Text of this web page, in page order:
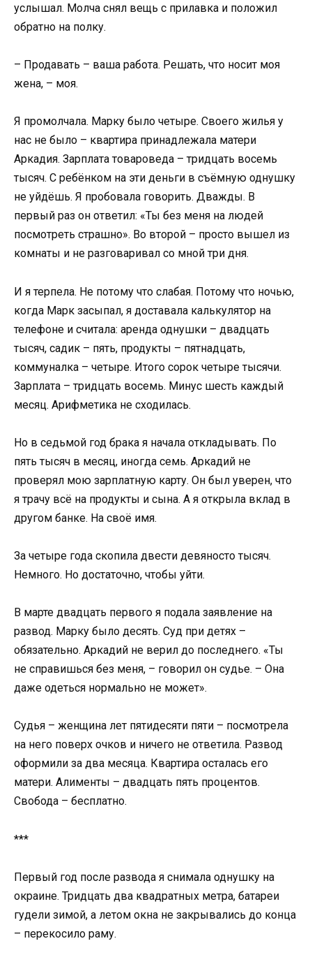
услышал. Молча снял вещь с прилавка и положил
обратно на полку.
– Продавать – ваша работа. Решать, что носит моя
жена, – моя.
Я промолчала. Марку было четыре. Своего жилья у
нас не было – квартира принадлежала матери
Аркадия. Зарплата товароведа – тридцать восемь
тысяч. С ребёнком на эти деньги в съёмную однушку
не уйдёшь. Я пробовала говорить. Дважды. В
первый раз он ответил: «Ты без меня на людей
посмотреть страшно». Во второй – просто вышел из
комнаты и не разговаривал со мной три дня.
И я терпела. Не потому что слабая. Потому что ночью,
когда Марк засыпал, я доставала калькулятор на
телефоне и считала: аренда однушки – двадцать
тысяч, садик – пять, продукты – пятнадцать,
коммуналка – четыре. Итого сорок четыре тысячи.
Зарплата – тридцать восемь. Минус шесть каждый
месяц. Арифметика не сходилась.
Но в седьмой год брака я начала откладывать. По
пять тысяч в месяц, иногда семь. Аркадий не
проверял мою зарплатную карту. Он был уверен, что
я трачу всё на продукты и сына. А я открыла вклад в
другом банке. На своё имя.
За четыре года скопила двести девяносто тысяч.
Немного. Но достаточно, чтобы уйти.
В марте двадцать первого я подала заявление на
развод. Марку было десять. Суд при детях –
обязательно. Аркадий не верил до последнего. «Ты
не справишься без меня, – говорил он судье. – Она
даже одеться нормально не может».
Судья – женщина лет пятидесяти пяти – посмотрела
на него поверх очков и ничего не ответила. Развод
оформили за два месяца. Квартира осталась его
матери. Алименты – двадцать пять процентов.
Свобода – бесплатно.
***
Первый год после развода я снимала однушку на
окраине. Тридцать два квадратных метра, батареи
гудели зимой, а летом окна не закрывались до конца
– перекосило раму.